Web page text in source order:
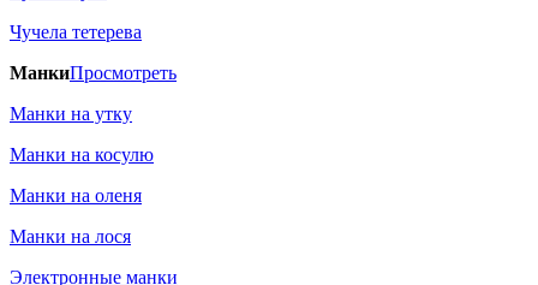
Чучела тетерева
МанкиПросмотреть
Манки на утку
Манки на косулю
Манки на оленя
Манки на лося
Электронные манки